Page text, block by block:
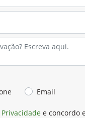
Email
e concordo